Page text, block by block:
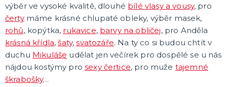
výběr ve vysoké kvalitě, dlouhé bílé vlasy a vousy, pro
čertymáme krásné chlupaté obleky, výběr masek,
rohů, kopýtka, rukavice, barvy na obličej, pro Anděla
krásná křídla,šaty,svatozáře. Na ty co si budou chtít v
duchu Mikuláše udělat jen večírek pro dospělé se u nás
nájdou kostýmy prosexy čertice, pro muže tajemné
škrabošky…